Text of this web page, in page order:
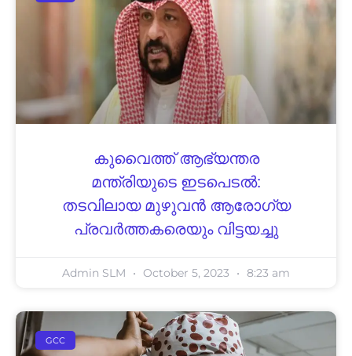
കുവൈത്ത് ആഭ്യന്തര
മന്ത്രിയുടെ ഇടപെടൽ:
തടവിലായ മുഴുവൻ ആരോഗ്യ
പ്രവർത്തകരെയും വിട്ടയച്ചു
Admin SLM October 5, 2023 8:23 am
GCC